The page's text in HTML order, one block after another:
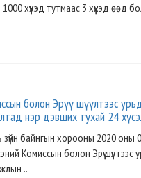
хүүхэд тутмаас 3 хүүхэд өөд
болон Эрүү шүүлтээс
нэр дэвших тухай 24
байнгын хорооны 2020
Комиссын болон Эрүү
..